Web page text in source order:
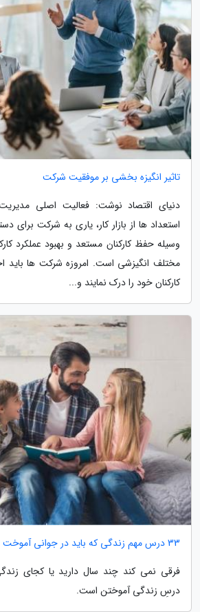
تاثیر انگیزه بخشی بر موفقیت شرکت
دنیای اقتصاد نوشت: فعالیت اصلی
استعداد ها از بازار کار، یاری به شرکت برای
وسیله حفظ کارکنان مستعد و بهبود عملکرد
مختلف انگیزشی است. امروزه شرکت ها باید
کارکنان خود را درک نمایند و...
33 درس مهم زندگی که باید در جوانی آموخت (بخش دوم)
فرقی نمی کند چند سال دارید یا کجای
درسِ زندگی آموختن است.